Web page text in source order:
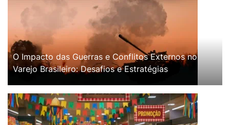
O Impacto das Guerras e Conflitos Externos no
Varejo Brasileiro: Desafios e Estratégias